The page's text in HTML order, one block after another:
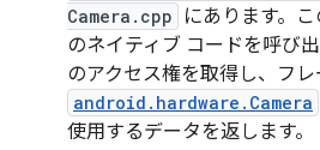
Camera.cpp
にあります。
のネイティブ コードを呼び
のアクセス権を取得し、フ
android.hardware.Camera
使用するデータを返します。